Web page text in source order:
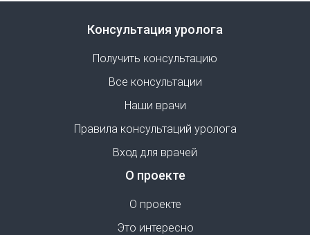
Консультация уролога
Получить консультацию
Все консультации
Наши врачи
Правила консультаций уролога
Вход для врачей
О проекте
О проекте
Это интересно